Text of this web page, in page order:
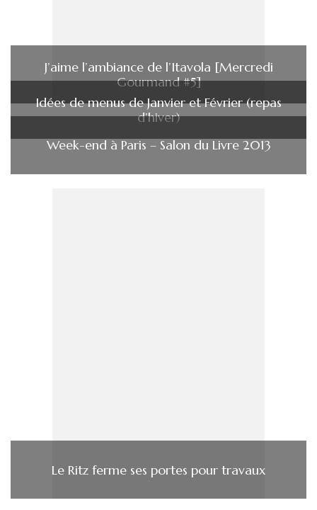
J’aime l’ambiance de l’Itavola [Mercredi
Gourmand #5]
Idées de menus de Janvier et Février (repas
d’hiver)
Week-end à Paris – Salon du Livre 2013
Le Ritz ferme ses portes pour travaux